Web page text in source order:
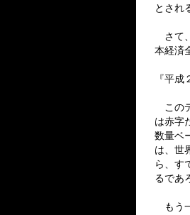
とされ
さて
本経済
『平
この
は赤字
数量ベ
は、世
ら、す
るであ
もう